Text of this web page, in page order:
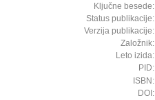
Ključne besede:
Status publikacije:
Verzija publikacije:
Založnik:
Leto izida:
PID:
ISBN:
DOI: